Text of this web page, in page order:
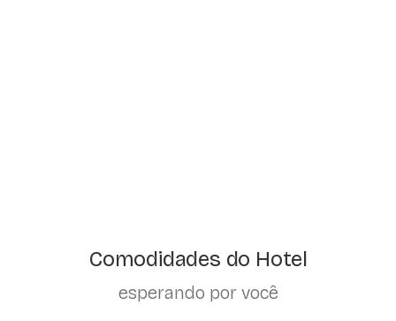
Comodidades do Hotel
esperando por você